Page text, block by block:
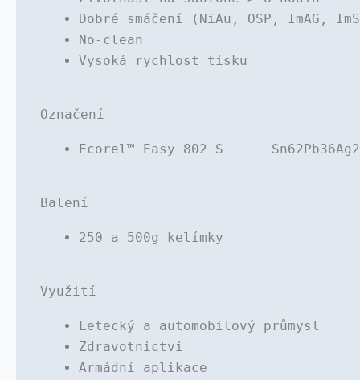
Dobré smáčení (NiAu, OSP, ImAG,
No-clean
Vysoká rychlost tisku
Označení
Ecorel™ Easy 802 S
Balení
250 a 500g kelímky
Využití
Letecký a automobilový průmysl
Zdravotnictví
Armádní aplikace